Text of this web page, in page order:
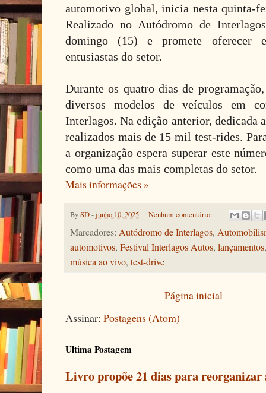
automotivo global, inicia nesta quinta-
Realizado no Autódromo de
domingo (15) e promete oferecer
entusiastas do setor.
Durante os quatro dias de
diversos modelos de veículos em
Interlagos. Na edição anterior, dedicada
realizados mais de 15 mil test-rides.
a organização espera superar este
como uma das mais completas do setor.
Mais informações »
BySD-junho 10, 2025 Nenhum comentário:
Marcadores: Autódromo de Interlagos,
automotivos, Festival Interlagos Autos, lançamentos
música ao vivo, test-drive
Página inicial
Assinar: Postagens (Atom)
Ultima Postagem
Livro propõe 21 dias para